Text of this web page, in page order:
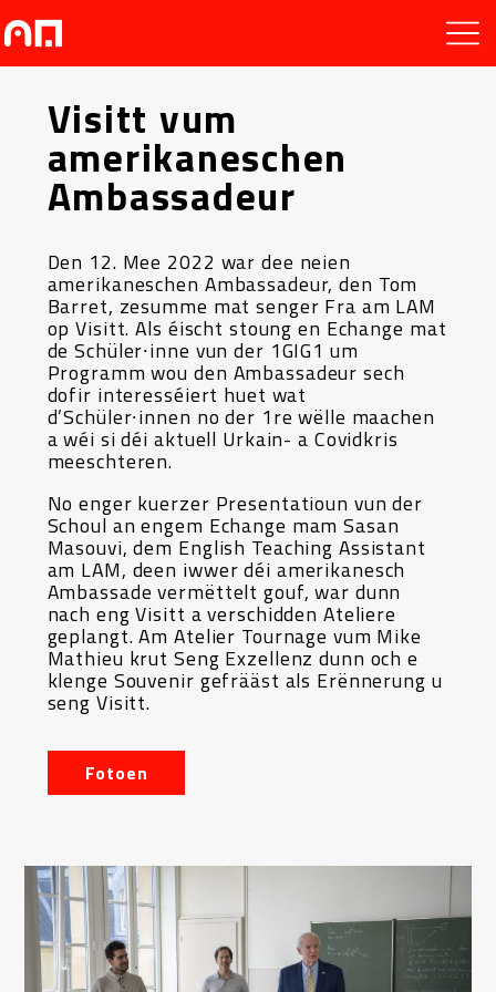
Visitt vum
amerikaneschen
Ambassadeur
Den 12. Mee 2022 war dee neien
amerikaneschen Ambassadeur, den Tom
Barret, zesumme mat senger Fra am LAM
op Visitt. Als éischt stoung en Echange mat
de Schüler∙inne vun der 1GIG1 um
Programm wou den Ambassadeur sech
dofir interesséiert huet wat
d’Schüler∙innen no der 1re wëlle maachen
a wéi si déi aktuell Urkain- a Covidkris
meeschteren.
No enger kuerzer Presentatioun vun der
Schoul an engem Echange mam Sasan
Masouvi, dem English Teaching Assistant
am LAM, deen iwwer déi amerikanesch
Ambassade vermëttelt gouf, war dunn
nach eng Visitt a verschidden Ateliere
geplangt. Am Atelier Tournage vum Mike
Mathieu krut Seng Exzellenz dunn och e
klenge Souvenir gefrääst als Erënnerung u
seng Visitt.
Fotoen